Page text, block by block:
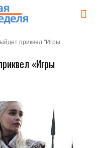
приквел "Игры
«Игры